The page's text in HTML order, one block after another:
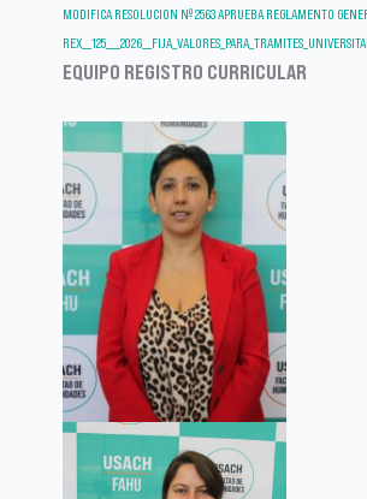
MODIFICA RESOLUCION Nº 2563 APRUEBA REGLAMENTO
EQUIPO REGISTRO CURRICULAR